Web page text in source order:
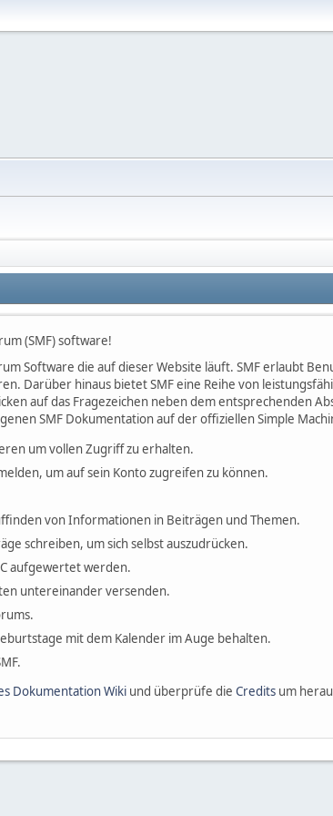
(SMF) software!
Software die auf dieser Website läuft. SMF erlaubt
Darüber hinaus bietet SMF eine Reihe von
auf das Fragezeichen neben dem entsprechenden
SMF Dokumentation auf der offiziellen Simple
um vollen Zugriff zu erhalten.
um auf sein Konto zugreifen zu können.
von Informationen in Beiträgen und Themen.
schreiben, um sich selbst auszudrücken.
aufgewertet werden.
untereinander versenden.
mit dem Kalender im Auge behalten.
Dokumentation Wiki und überprüfe die Credits um